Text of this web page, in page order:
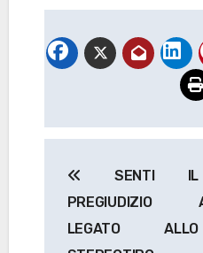
articoli
SENTI IL
PREGIUDIZIO
LEGATO ALLO